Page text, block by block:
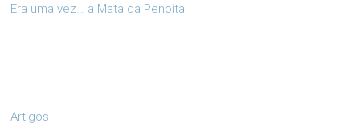
Era uma vez… a Mata da Penoita
Artigos